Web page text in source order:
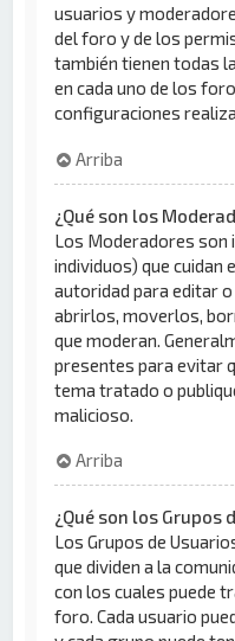
usuarios y
del foro y de los
también tienen todas
en cada uno de los
configuraciones
Arriba
¿Qué son los
Los Moderadores son
individuos) que cuidan
autoridad para editar
abrirlos, moverlos,
que moderan.
presentes para evitar
tema tratado o
malicioso.
Arriba
¿Qué son los Grupos
Los Grupos de
que dividen a la
con los cuales puede
foro. Cada usuario